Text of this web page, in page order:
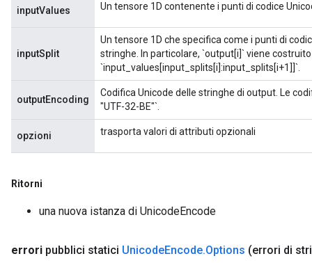
inputValues Un tensore 1D contenente i punti di codice
inputSplit
Un tensore 1D che specifica come i punti di
stringhe. In particolare, `output[i]` viene
`input_values[input_splits[i]:input_splits[i+1]]`.
outputEncoding
Codifica Unicode delle stringhe di output. Le
"UTF-32-BE"`.
opzioni trasporta valori di attributi opzionali
Ritorni
una nuova istanza di UnicodeEncode
errori pubblici statici UnicodeEncode.Options (errori di